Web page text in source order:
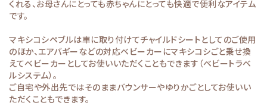
くれる、お母さんにとっても赤ちゃんにとっても快適で便利なアイテム
です。
マキシコシペブルは車に取り付けてチャイルドシートとしてのご使用
のほか、エアバギーなどの対応ベビーカーにマキシコシごと乗せ換
えてベビーカーとしてお使いいただくこともできます（ベビートラベ
ルシステム）。
ご自宅や外出先ではそのままバウンサーやゆりかごとしてお使いい
ただくこともできます。